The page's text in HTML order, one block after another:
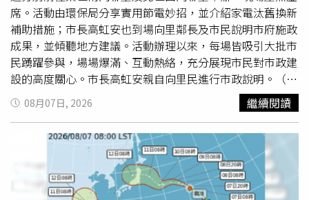
明2日，風雨浪將會最為集中且顯著。台灣西半部降雨增
多，北部及中部以北山區雨勢較為持續，台中以北山區最為
顯著，降雨強度在大雨至豪雨（或以上）等級之間；俟颱風
遠離後，引進西南風，併帶水氣，降雨熱區亦將移轉至南
部，尤其是高屏山區，有短延時、強降雨的豪大雨機會林得
恩文末也提醒，北海岸需防6公尺以上巨浪，北部、東半
部、蘭嶼、綠島及馬祖等地區浪高可達3至6公尺；至於強風
的部份，桃園以北、東北部需留意平均風6級以上，或陣風8
級以上發生的機率。
席。活動由環保局分享實用節電妙招，並介紹家電汰舊換新
補助措施；市長高虹安也到場向里鄰長及市民說明市府施政
成果，並傾聽地方建議。活動辦理以來，每場皆吸引大批市
民踴躍參與，場場爆滿、互動熱絡，充分展現市民對市政建
設的高度關心。市長高虹安親自向里民進行市政說明。（圖
片提供／新竹市政府）高虹安市長表示，市府除持續推廣節
能減碳理念，也希望透過面對面交流，讓市民了解市政推動
成果，並直接聆聽地方意見，作為未來施政的重要參考。自
上任以來，市府持續強化基層服務量能，不僅調高鄰長為民
服務作業費及里鄰長聯誼活動費，首次編列鄰長團體意外保
險預算，更於今（115）年度首度編列里長公務電動機車及
每里每年12萬元基層建設費，協助地方推動環境清潔、修剪
08月07日, 2026 繼續閱讀